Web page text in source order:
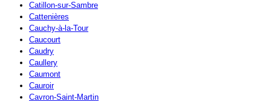
Catillon-sur-Sambre
Cattenières
Cauchy-à-la-Tour
Caucourt
Caudry
Caullery
Caumont
Cauroir
Cavron-Saint-Martin